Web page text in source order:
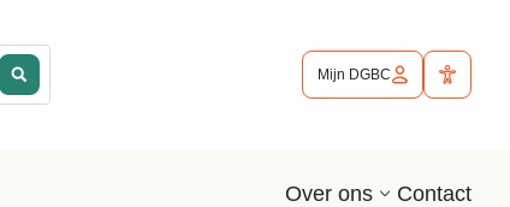
Mijn DGBC
Over ons Contact